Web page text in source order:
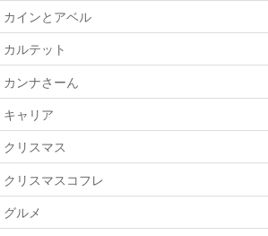
カインとアベル
カルテット
カンナさーん
キャリア
クリスマス
クリスマスコフレ
グルメ